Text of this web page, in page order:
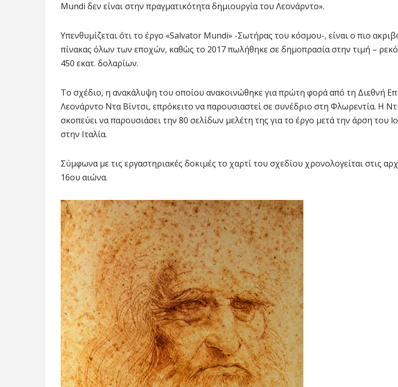
Mundi δεν είναι στην πραγματικότητα δημιουργία του Λεονάρντο».
Υπενθυμίζεται ότι το έργο «Salvator Mundi» -Σωτήρας του κόσμου-, είναι ο πιο
πίνακας όλων των εποχών, καθώς το 2017 πωλήθηκε σε δημοπρασία στην τιμή –
450 εκατ. δολαρίων.
Το σχέδιο, η ανακάλυψη του οποίου ανακοινώθηκε για πρώτη φορά από τη Διεθνή
Λεονάρντο Ντα Βίντσι, επρόκειτο να παρουσιαστεί σε συνέδριο στη Φλωρεντία. Η
σκοπεύει να παρουσιάσει την 80 σελίδων μελέτη της για το έργο μετά την άρση του
στην Ιταλία.
Σύμφωνα με τις εργαστηριακές δοκιμές το χαρτί του σχεδίου χρονολογείται στις
16ου αιώνα.